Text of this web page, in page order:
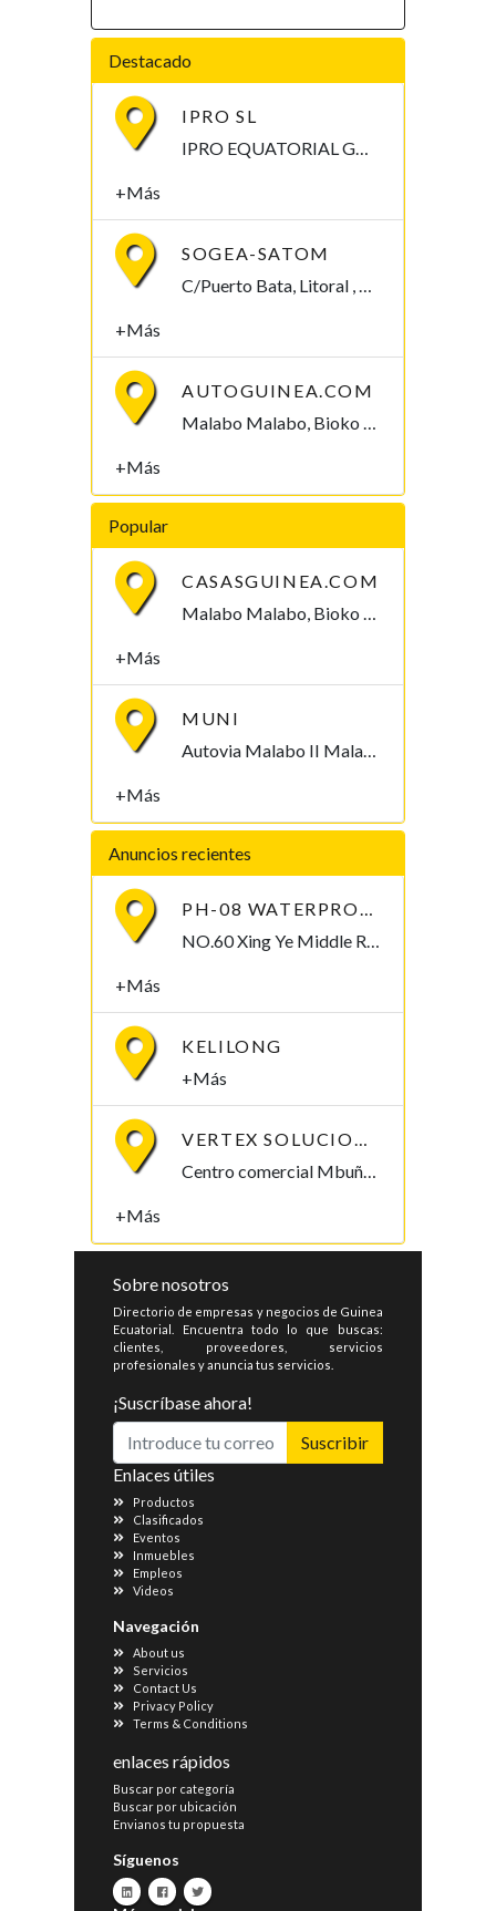
Destacado
IPRO SL
+Más
SOGEA-SATOM
+Más
AUTOGUINEA.COM
+Más
Popular
CASASGUINEA.COM
+Más
MUNI
+Más
Anuncios recientes
PH-08 WATERPROOF PEN-TYPE SOIL PH METER
NO.60 Xing Ye Middle Road Fuan Fujian China , 355019,
+Más
KELILONG
+Más
VERTEX SOLUCIONES S.L.
Centro comercial Mbuña Bocamba, primera planta. Bata, Litoral , Guinea Ecuatorial
+Más
Sobre nosotros
Directorio de empresas y negocios de Guinea
Ecuatorial. Encuentra todo lo que buscas:
clientes, proveedores, servicios
profesionales y anuncia tus servicios.
¡Suscríbase ahora!
Suscribir
Enlaces útiles
Productos
Clasificados
Eventos
Inmuebles
Empleos
Videos
Navegación
About us
Servicios
Contact Us
Privacy Policy
Terms & Conditions
enlaces rápidos
Buscar por categoría
Buscar por ubicación
Envianos tu propuesta
Síguenos